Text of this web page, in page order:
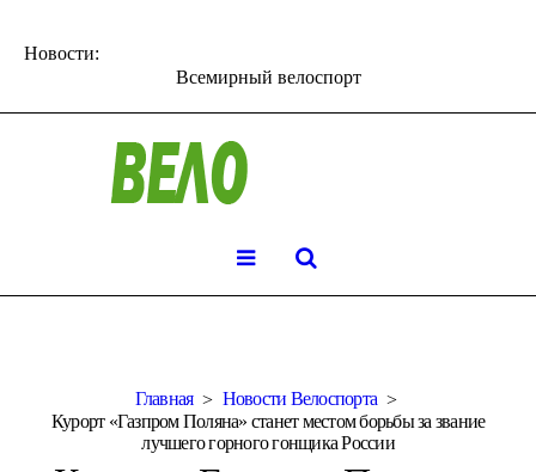
Новости:
Всемирный велоспорт
Главная
Новости Велоспорта
Курорт «Газпром Поляна» станет местом борьбы за звание
лучшего горного гонщика России